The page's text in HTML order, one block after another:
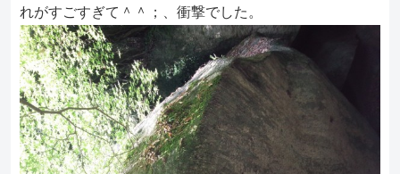
れがすごすぎて＾＾；、衝撃でした。